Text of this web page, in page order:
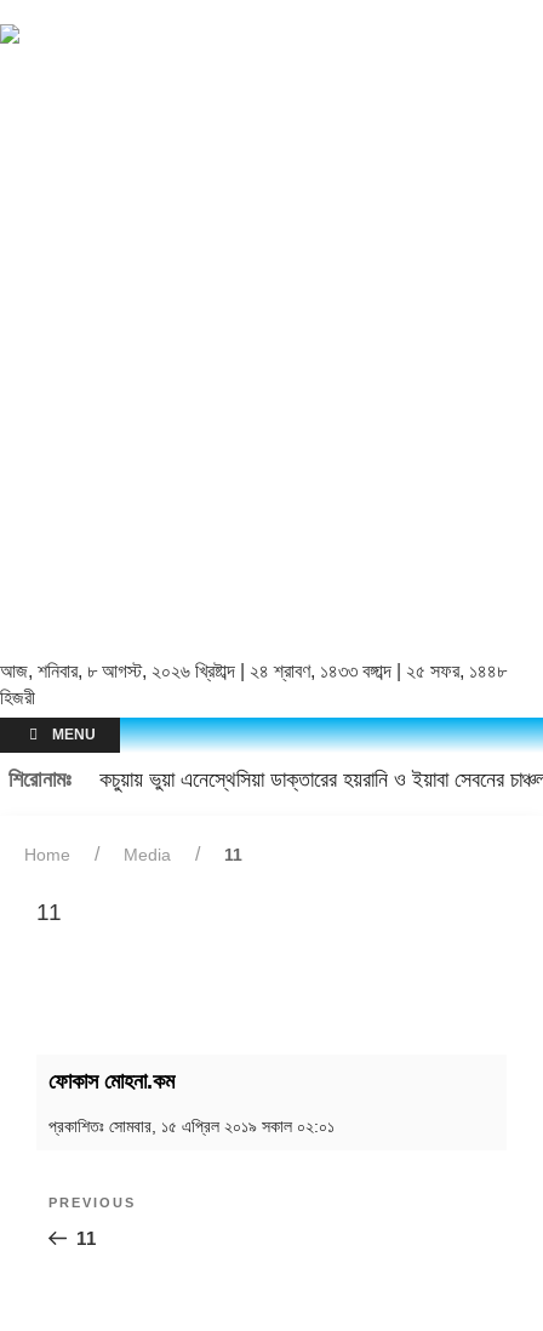
আজ, শনিবার, ৮ আগস্ট, ২০২৬ খ্রিষ্টাব্দ | ২৪ শ্রাবণ, ১৪৩৩ বঙ্গাব্দ | ২৫ সফর, ১৪৪৮
হিজরী
MENU
শিরোনামঃ কচুয়ায় ভুয়া এনেস্থেসিয়া ডাক্তারের হয়রানি ও ইয়াবা সেবনের
Home Media 11
11
ফোকাস মোহনা.কম
প্রকাশিতঃ সোমবার, ১৫ এপ্রিল ২০১৯ সকাল ০২:০১
Previous
Post
PREVIOUS
11